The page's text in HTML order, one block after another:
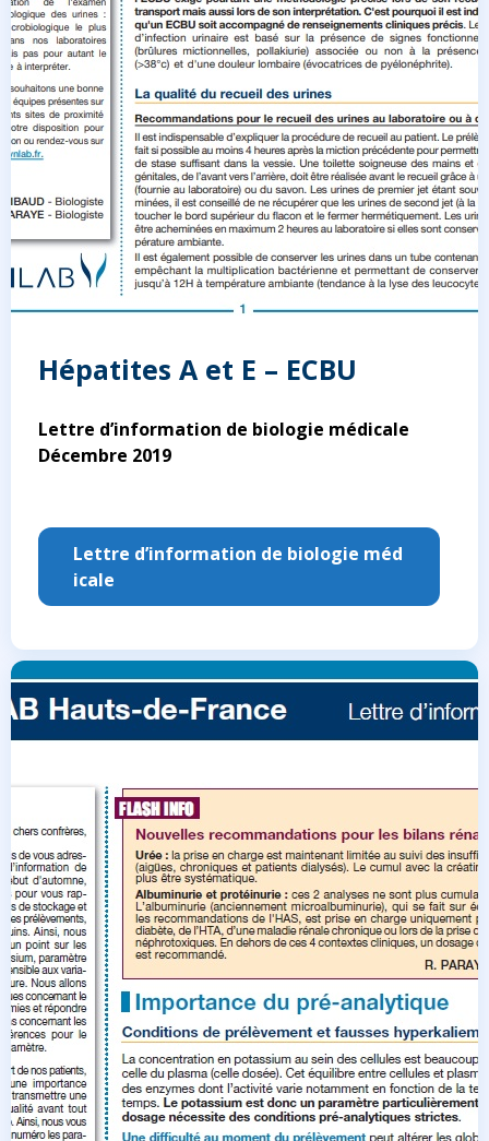
Hépatites A et E – ECBU
Lettre d’information de biologie médicale
Décembre 2019
Lettre d’information de biologie méd
icale